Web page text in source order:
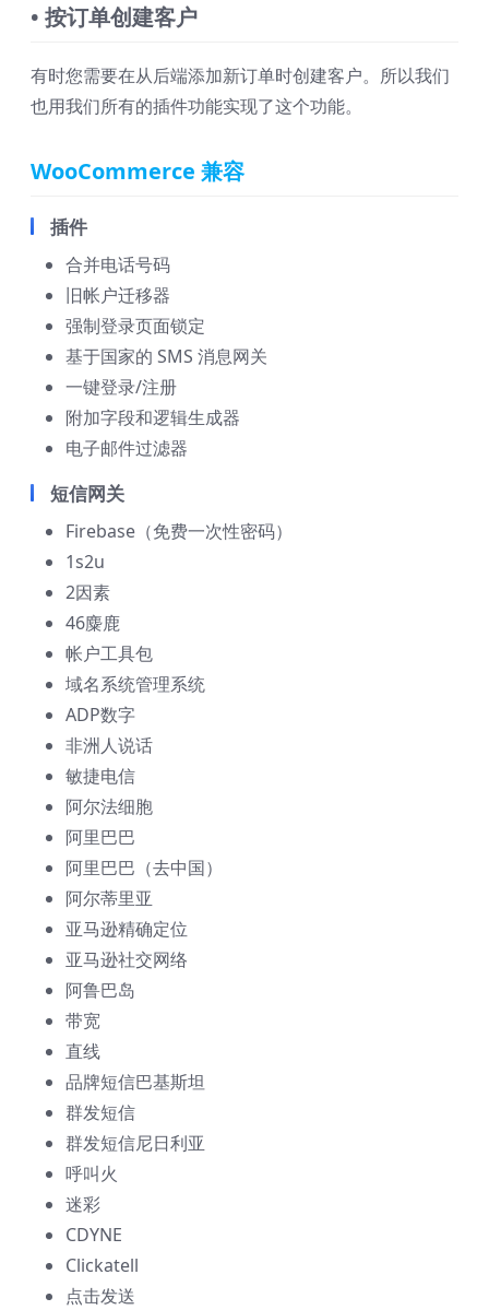
• 按订单创建客户
有时您需要在从后端添加新订单时创建客户。所以我们
也用我们所有的插件功能实现了这个功能。
WooCommerce 兼容
插件
合并电话号码
旧帐户迁移器
强制登录页面锁定
基于国家的 SMS 消息网关
一键登录/注册
附加字段和逻辑生成器
电子邮件过滤器
短信网关
Firebase（免费一次性密码）
1s2u
2因素
46麋鹿
帐户工具包
域名系统管理系统
ADP数字
非洲人说话
敏捷电信
阿尔法细胞
阿里巴巴
阿里巴巴（去中国）
阿尔蒂里亚
亚马逊精确定位
亚马逊社交网络
阿鲁巴岛
带宽
直线
品牌短信巴基斯坦
群发短信
群发短信尼日利亚
呼叫火
迷彩
CDYNE
Clickatell
点击发送